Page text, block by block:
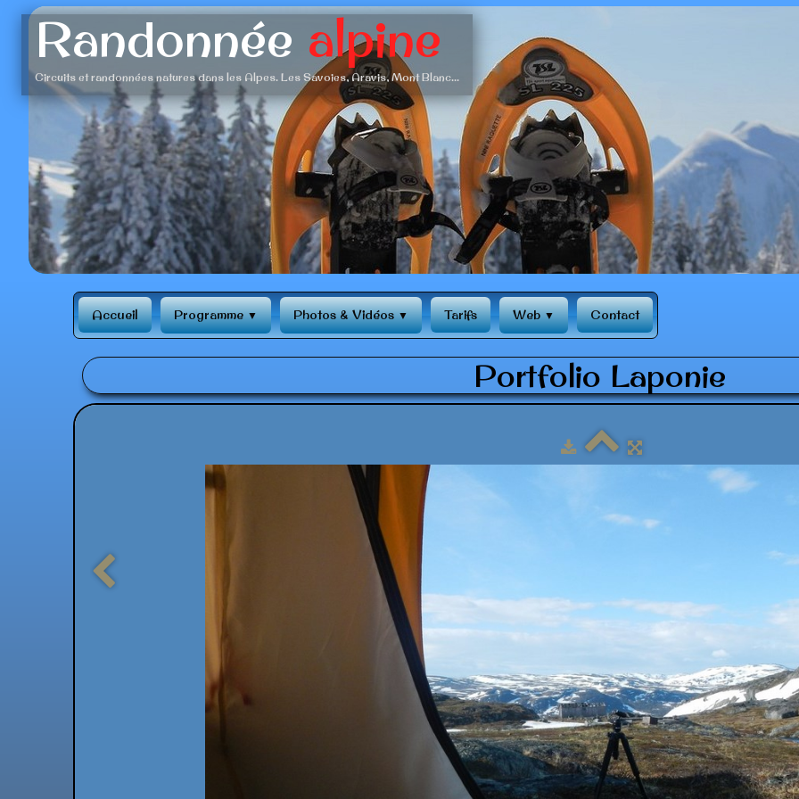
Randonnée alpine
Circuits et randonnées natures dans les Alpes. Les Savoies, Aravis, Mont Blanc...
‹
Accueil Programme▼ Photos & Vidéos▼ Tarifs Web▼ Contact
Portfolio Laponie